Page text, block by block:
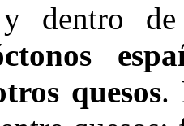
y dentro
quesos.